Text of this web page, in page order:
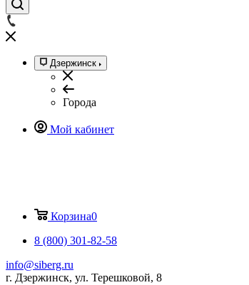
Дзержинск
Города
Мой кабинет
Корзина0
8 (800) 301-82-58
info@siberg.ru
г. Дзержинск, ул. Терешковой, 8